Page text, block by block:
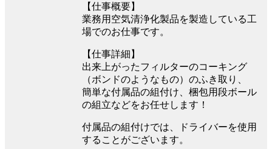
【仕事概要】
業務用空気清浄化製品を製造している工
場でのお仕事です。
【仕事詳細】
出来上がったフィルターのコーキング
（ボンドのようなもの）のふき取り、
簡単な付属品の組付け、梱包用段ボール
の組立などをお任せします！
付属品の組付けでは、ドライバーを使用
することがございます。